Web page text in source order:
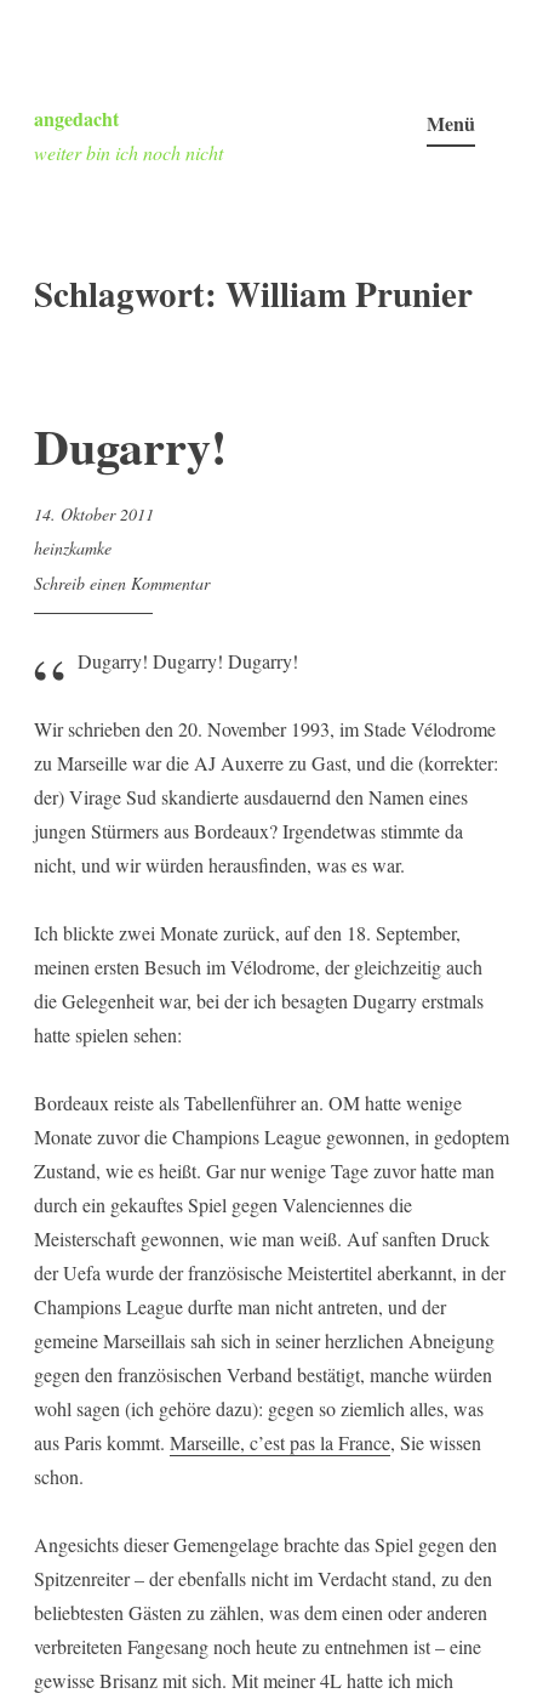
Inhalt
springen
angedacht
weiter bin ich noch nicht
Menü
Schlagwort: William Prunier
Dugarry!
14. Oktober 2011
heinzkamke
Schreib einen Kommentar
Dugarry! Dugarry! Dugarry!
Wir schrieben den 20. November 1993, im Stade Vélodrome
zu Marseille war die AJ Auxerre zu Gast, und die (korrekter:
der) Virage Sud skandierte ausdauernd den Namen eines
jungen Stürmers aus Bordeaux? Irgendetwas stimmte da
nicht, und wir würden herausfinden, was es war.
Ich blickte zwei Monate zurück, auf den 18. September,
meinen ersten Besuch im Vélodrome, der gleichzeitig auch
die Gelegenheit war, bei der ich besagten Dugarry erstmals
hatte spielen sehen:
Bordeaux reiste als Tabellenführer an. OM hatte wenige
Monate zuvor die Champions League gewonnen, in gedoptem
Zustand, wie es heißt. Gar nur wenige Tage zuvor hatte man
durch ein gekauftes Spiel gegen Valenciennes die
Meisterschaft gewonnen, wie man weiß. Auf sanften Druck
der Uefa wurde der französische Meistertitel aberkannt, in der
Champions League durfte man nicht antreten, und der
gemeine Marseillais sah sich in seiner herzlichen Abneigung
gegen den französischen Verband bestätigt, manche würden
wohl sagen (ich gehöre dazu): gegen so ziemlich alles, was
aus Paris kommt. Marseille, c’est pas la France, Sie wissen
schon.
Angesichts dieser Gemengelage brachte das Spiel gegen den
Spitzenreiter – der ebenfalls nicht im Verdacht stand, zu den
beliebtesten Gästen zu zählen, was dem einen oder anderen
verbreiteten Fangesang noch heute zu entnehmen ist – eine
gewisse Brisanz mit sich. Mit meiner 4L hatte ich mich